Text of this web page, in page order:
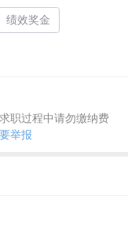
绩效奖金
职过程中请勿缴纳费
举报